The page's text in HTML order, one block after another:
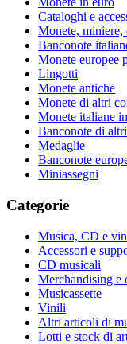
Cataloghi e
Monete,
Banconote
Monete europee
Lingotti
Monete antiche
Monete di altri
Monete italiane
Banconote di
Medaglie
Banconote
Miniassegni
Categorie
Musica, CD e
Accessori e
CD musicali
Merchandising e
Musicassette
Vinili
Altri articoli di
Lotti e stock di